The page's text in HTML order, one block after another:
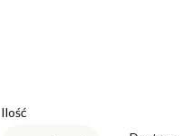
Ilość